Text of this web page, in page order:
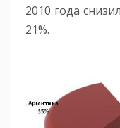
2010 года
21%.